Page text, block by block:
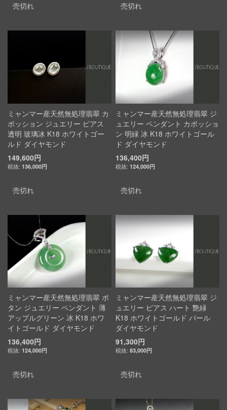
売切れ 売切れ
ミャンマー産天然無処理翡翠 カ
ボッション ジュエリー ピアス
透明 玻璃冰 K18 ホワイトゴー
ルド ダイヤモンド
149,600円
136,000円
売切れ
ミャンマー産天然無処理翡翠 ジ
ュエリー ペンダント カボッショ
ン 明緑 冰 K18 ホワイトゴール
ド ダイヤモンド
136,400円
124,000円
売切れ
ミャンマー産天然無処理翡翠 ボ
タン ジュエリー ペンダント 薄
アップルグリーン 冰 K18 ホワ
イトゴールド ダイヤモンド
136,400円
124,000円
売切れ
ミャンマー産天然無処理翡翠 ジ
ュエリー ピアス ハート 艶緑
K18 ホワイトゴールド パール
ダイヤモンド
91,300円
83,000円
売切れ